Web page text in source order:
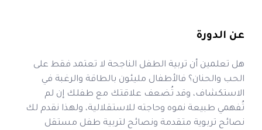
عن الدورة
هل تعلمين أن تربية الطفل الناجحة لا تعتمد فقط على
الحب والحنان؟ فالأطفال مليئون بالطاقة والرغبة في
الاستكشاف، وقد تُضعف علاقتك مع طفلك إن لم
تُفهمي طبيعة نموه وحاجته للاستقلالية، ولهذا نقدم لك
نصائح تربوية متقدمة ونصائح لتربية طفل مستقل